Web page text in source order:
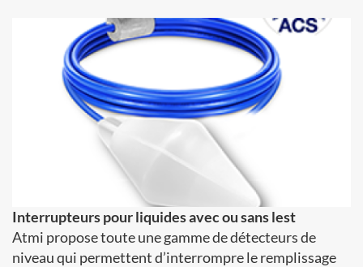
Interrupteurs pour liquides avec ou sans lest
Atmi propose toute une gamme de détecteurs de
niveau qui permettent d’interrompre le remplissage